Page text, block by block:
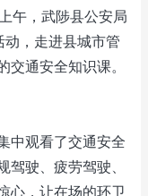
午，武陟县公安局
动，走进县城市管
交通安全知识课。
观看了交通安全
驾驶、疲劳驾驶、
心，让在场的环卫